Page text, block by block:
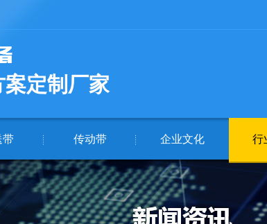
案定制厂家
带 传动带 企业文化 行